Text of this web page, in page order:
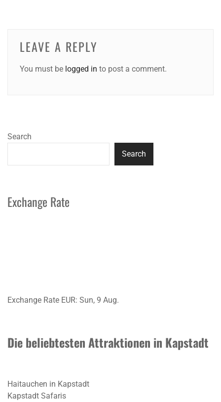
LEAVE A REPLY
You must be logged in to post a comment.
Search
Search
Exchange Rate
Exchange Rate EUR: Sun, 9 Aug.
Die beliebtesten Attraktionen in Kapstadt
Haitauchen in Kapstadt
Kapstadt Safaris